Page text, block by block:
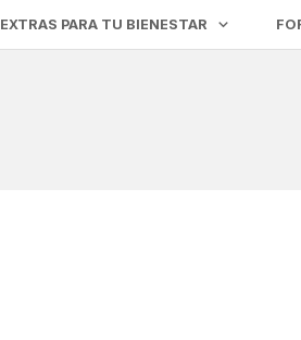
EXTRAS PARA TU BIENESTAR